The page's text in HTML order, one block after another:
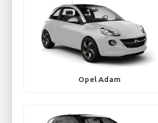
Opel Adam